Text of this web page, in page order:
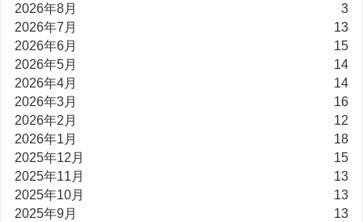
2026年8月
3
2026年7月
13
2026年6月
15
2026年5月
14
2026年4月
14
2026年3月
16
2026年2月
12
2026年1月
18
2025年12月
15
2025年11月
13
2025年10月
13
2025年9月
13